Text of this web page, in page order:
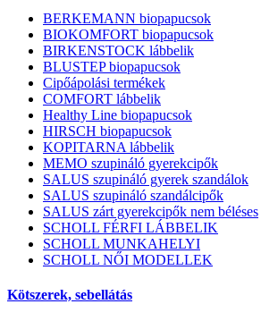
BERKEMANN biopapucsok
BIOKOMFORT biopapucsok
BIRKENSTOCK lábbelik
BLUSTEP biopapucsok
Cipőápolási termékek
COMFORT lábbelik
Healthy Line biopapucsok
HIRSCH biopapucsok
KOPITARNA lábbelik
MEMO szupináló gyerekcipők
SALUS szupináló gyerek szandálok
SALUS szupináló szandálcipők
SALUS zárt gyerekcipők nem béléses
SCHOLL FÉRFI LÁBBELIK
SCHOLL MUNKAHELYI
SCHOLL NŐI MODELLEK
Kötszerek, sebellátás